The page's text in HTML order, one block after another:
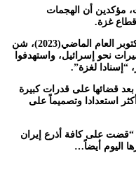
مؤكدين أن الهجمات
غزة.
ومنذ تفجر الحرب في غزة يوم السابع من أكتوبر العام الماضي(2023)، شن
نحو إسرائيل، واستهدفوا
لغزة”.
بعد قضائها على قدرات كبيرة
استعدادا وتصميماً على
“قضت على كافة أذرع إيران
اليوم أيضاً…